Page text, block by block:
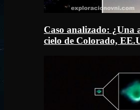
Caso analizado: ¿Una
cielo de Colorado,